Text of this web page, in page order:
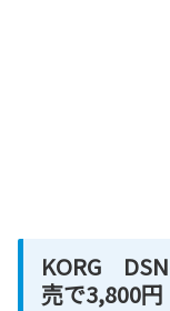
KORG
売で3,800円